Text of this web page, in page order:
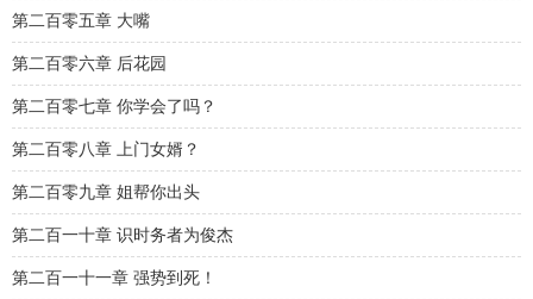
第二百零五章 大嘴
第二百零六章 后花园
第二百零七章 你学会了吗？
第二百零八章 上门女婿？
第二百零九章 姐帮你出头
第二百一十章 识时务者为俊杰
第二百一十一章 强势到死！